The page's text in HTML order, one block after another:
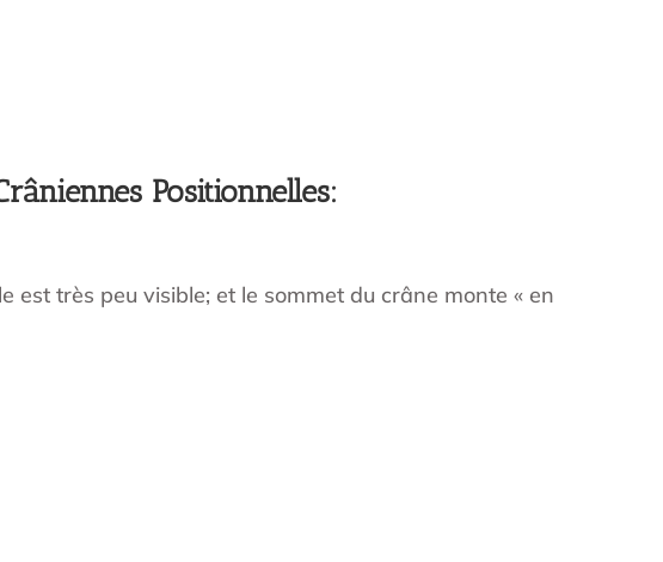
Positionnelles:
est très peu visible; et le sommet du crâne monte « en